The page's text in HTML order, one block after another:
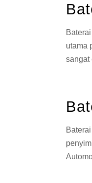
utama
sangat